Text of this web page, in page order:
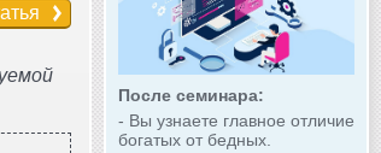
После семинара:
- Вы узнаете главное отличие
богатых от бедных.